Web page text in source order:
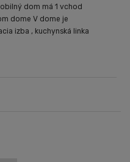
dom má 1 vchod
dome V dome je
izba , kuchynská linka